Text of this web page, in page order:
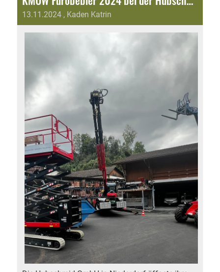
13.11.2024 , Kaden Katrin